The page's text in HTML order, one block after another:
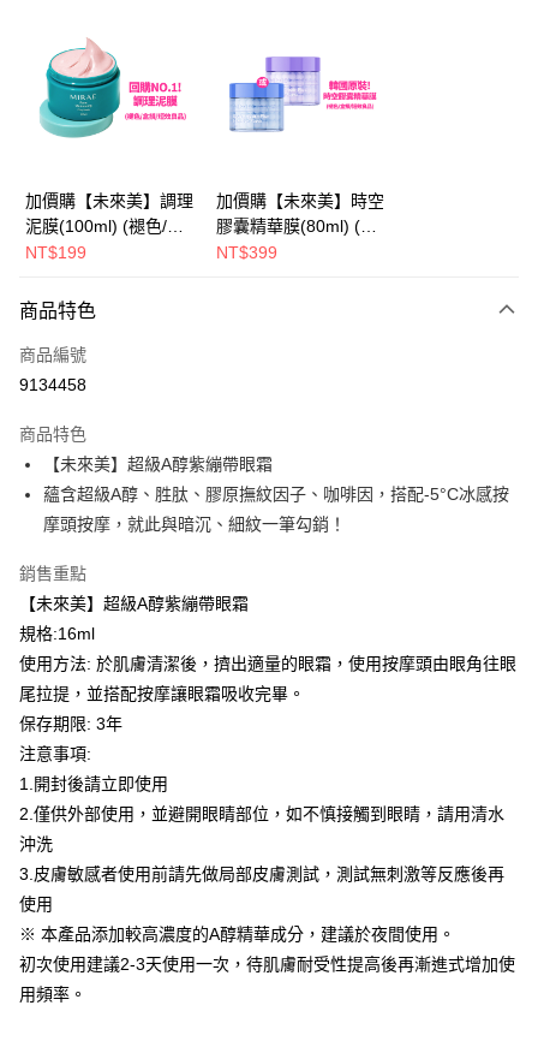
LINE Pay
Apple Pay
街口支付
悠遊付
AFTEE先享後付
相關說明
AFTEE先享後付是「在收到商品之後才付款」的支付方式。 讓您購物簡單
１．簡單：不需註冊會員、不需綁卡、不需儲值。
２．便利：只要手機號碼，簡訊認證，即可結帳。
【「AFTEE先享後付」結帳流程】
１．於結帳方式選擇「AFTEE先享後付」後，將跳轉至「AFTEE先享後付」
結帳頁面，進行簡訊認證並確認金額後，即可完成結帳。
２．訂單成立數日內，您將收到繳費通知簡訊。
３．收到繳費通知簡訊後14天內，點擊此簡訊中的連結，可透過四大超商／
※ 請注意：結帳手續完成當下不需立刻繳費，但若您需要取消訂單，請聯絡
購買商品的店家。未經商家同意取消之訂單仍視為有效，需透過AFTEE先享
後付繳納相關費用。
※ 交易是否成功請以「AFTEE先享後付 」之結帳頁面顯示為準，若有關於
是否繳費成功／繳費後需取消欲退款等相關疑問，請聯繫「AFTEE先享後付
【注意事項】
１．透過由恩沛科技股份有限公司提供之「AFTEE先享後付」服務完成之交
易，需依本服務之必要範圍內提供個人資料，並將交易相關給付款項請求債
權轉讓予恩沛科技股份有限公司。
２．關於個人資料處理事宜，請瀏覽以下網址：
３．未成年的使用者請事先徵得法定代理人或監護人之同意方可使用
「AFTEE先享後付」，若未經同意申辦者引起之損失，本公司不負相關責
任。
４．使用「AFTEE先享後付」時，將依據個別帳號之用戶狀況，依本公司即
時審查核予不同之上限額度；若仍有額度不足之情形，本公司將視審查結果
請求用戶進行身份認證。
５．嚴禁一人註冊多個帳號或使用他人資訊註冊。若發現惡意使用之情形，
恩沛科技股份有限公司將有權停止該用戶之使用額度並採取法律行動。
ATM付款
運送方式
每筆NT$100，滿NT$600(含以上)免運費
付款後全家取貨
每筆NT$100，滿NT$600(含以上)免運費
每筆NT$100，滿NT$600(含以上)免運費
付款後萊爾富取貨
每筆NT$100，滿NT$600(含以上)免運費
7-11取貨付款
每筆NT$100，滿NT$600(含以上)免運費
付款後7-11取貨
每筆NT$100，滿NT$600(含以上)免運費
宅配
每筆NT$100，滿NT$600(含以上)免運費
宅配(離島)
每筆NT$150，滿NT$1,500(含以上)免運費
加價購【未來美】調理
泥膜(100ml) (褪色/盒
損/短效良品)
NT$199
加價購【未來美】時空
膠囊精華膜(80ml) (褪
色/盒損/短效良品)
NT$399
商品特色
商品編號
9134458
商品特色
【未來美】超級A醇紫繃帶眼霜
蘊含超級A醇、胜肽、膠原撫紋因子、咖啡因，搭配-5°C冰感按
摩頭按摩，就此與暗沉、細紋一筆勾銷！
銷售重點
【未來美】超級A醇紫繃帶眼霜
規格:16ml
使用方法: 於肌膚清潔後，擠出適量的眼霜，使用按摩頭由眼角往眼
尾拉提，並搭配按摩讓眼霜吸收完畢。
保存期限: 3年
注意事項:
1.開封後請立即使用
2.僅供外部使用，並避開眼睛部位，如不慎接觸到眼睛，請用清水
沖洗
3.皮膚敏感者使用前請先做局部皮膚測試，測試無刺激等反應後再
使用
※ 本產品添加較高濃度的A醇精華成分，建議於夜間使用。
初次使用建議2-3天使用一次，待肌膚耐受性提高後再漸進式增加使
用頻率。